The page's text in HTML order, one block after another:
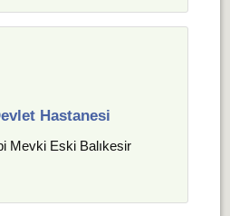
Hastanesi
Mevki Eski Balıkesir